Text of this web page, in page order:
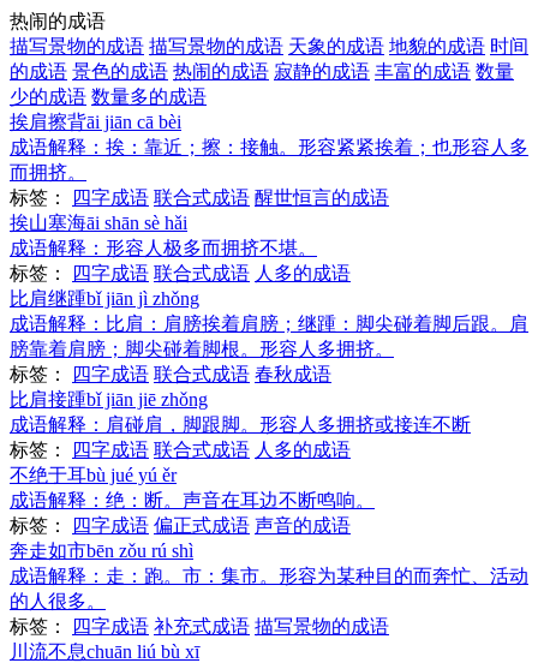
热闹的成语
描写景物的成语 描写景物的成语 天象的成语 地貌的成语 时间
的成语 景色的成语 热闹的成语 寂静的成语 丰富的成语 数量
少的成语 数量多的成语
挨肩擦背āi jiān cā bèi
成语解释： 挨：靠近；擦：接触。形容紧紧挨着；也形容人多
而拥挤。
标签：
四字成语 联合式成语 醒世恒言的成语
挨山塞海āi shān sè hǎi
成语解释： 形容人极多而拥挤不堪。
标签：
四字成语 联合式成语 人多的成语
比肩继踵bǐ jiān jì zhǒng
成语解释： 比肩：肩膀挨着肩膀；继踵：脚尖碰着脚后跟。肩
膀靠着肩膀；脚尖碰着脚根。形容人多拥挤。
标签：
四字成语 联合式成语 春秋成语
比肩接踵bǐ jiān jiē zhǒng
成语解释： 肩碰肩，脚跟脚。形容人多拥挤或接连不断
标签：
四字成语 联合式成语 人多的成语
不绝于耳bù jué yú ěr
成语解释： 绝：断。声音在耳边不断鸣响。
标签：
四字成语 偏正式成语 声音的成语
奔走如市bēn zǒu rú shì
成语解释： 走：跑。市：集市。形容为某种目的而奔忙、活动
的人很多。
标签：
四字成语 补充式成语 描写景物的成语
川流不息chuān liú bù xī